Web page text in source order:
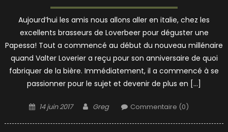
Aujourd’hui les amis nous allons aller en italie, chez les
excellents brasseurs de Loverbeer pour déguster une
Papessa! Tout a commencé au début du nouveau millénaire
quand Valter Loverier a reçu pour son anniversaire de quoi
fabriquer de la bière. Immédiatement, il a commencé à se
passionner pour le sujet et devenir de plus en […]
Posted
14 juin 2017 Author
Greg Commentaire (0)